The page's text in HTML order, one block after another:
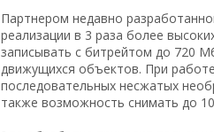
Партнером недавно
реализации в 3 раза более
записывать с битрейтом до 720
движущихся объектов. При
последовательных несжатых
также возможность снимать до